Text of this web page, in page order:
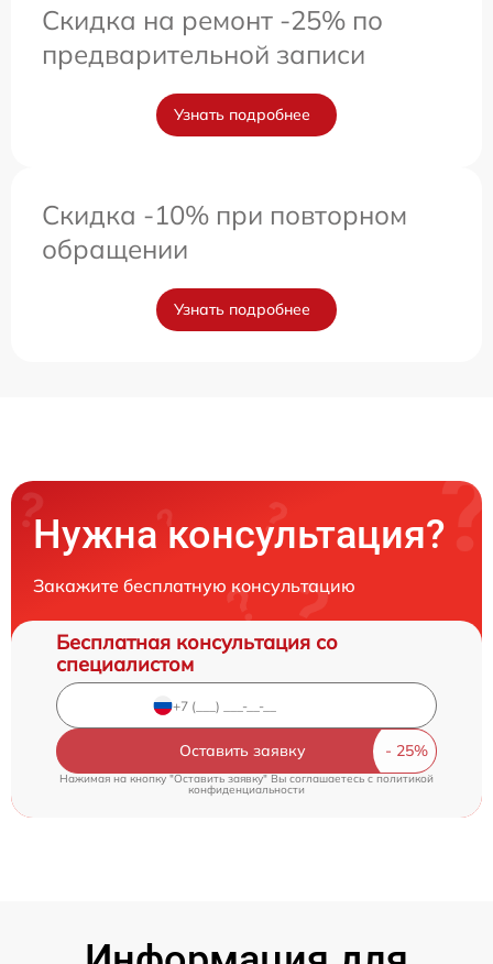
Скидка на ремонт -25% по
предварительной записи
Узнать подробнее
Скидка -10% при повторном
обращении
Узнать подробнее
Нужна консультация?
Закажите бесплатную консультацию
Бесплатная консультация со
специалистом
Оставить заявку
Нажимая на кнопку "Оставить заявку" Вы соглашаетесь c политикой
конфиденциальности